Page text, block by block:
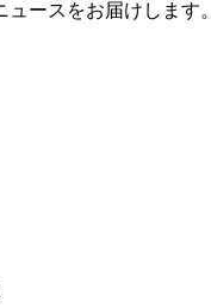
ュースをお届けします。